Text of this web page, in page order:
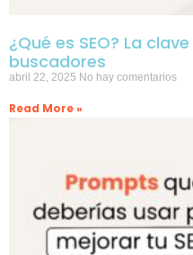
¿Qué es SEO? La
buscadores
abril 22, 2025 No hay comentarios
Read More »